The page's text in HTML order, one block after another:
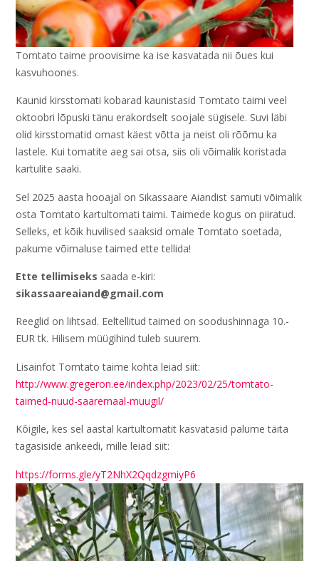
Tomtato taime proovisime ka ise kasvatada nii õues kui
kasvuhoones.
Kaunid kirsstomati kobarad kaunistasid Tomtato taimi veel
oktoobri lõpuski tänu erakordselt soojale sügisele. Suvi läbi
olid kirsstomatid omast käest võtta ja neist oli rõõmu ka
lastele. Kui tomatite aeg sai otsa, siis oli võimalik koristada
kartulite saaki.
Sel 2025 aasta hooajal on Sikassaare Aiandist samuti võimalik
osta Tomtato kartultomati taimi. Taimede kogus on piiratud.
Selleks, et kõik huvilised saaksid omale Tomtato soetada,
pakume võimaluse taimed ette tellida!
Ette tellimiseks saada e-kiri:
sikassaareaiand@gmail.com
Reeglid on lihtsad. Eeltellitud taimed on soodushinnaga 10.-
EUR tk. Hilisem müügihind tuleb suurem.
Lisainfot Tomtato taime kohta leiad siit:
http://www.gregeron.ee/index.php/2023/02/25/tomtato-
taimed-nuud-saaremaal-muugil/
Kõigile, kes sel aastal kartultomatit kasvatasid palume täita
tagasiside ankeedi, mille leiad siit:
https://forms.gle/yT2NhX2QqdzgmiyP6